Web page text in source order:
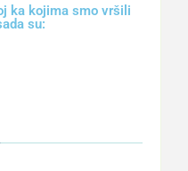
ka kojima smo vršili
su: